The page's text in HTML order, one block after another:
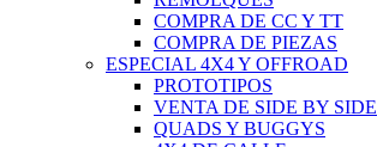
COMPRA DE CC Y TT
COMPRA DE PIEZAS
ESPECIAL 4X4 Y OFFROAD
PROTOTIPOS
VENTA DE SIDE BY SIDE
QUADS Y BUGGYS